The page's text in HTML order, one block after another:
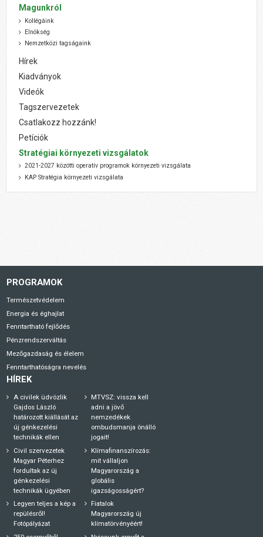
Magunkról
Kollégáink
Elnökség
Nemzetközi tagságaink
Hírek
Kiadványok
Videók
Tagszervezetek
Csatlakozz hozzánk!
Petíciók
Stratégiai környezeti vizsgálatok
2021-2027 közötti operatív programok környezeti vizsgálata
KAP Stratégia környezeti vizsgálata
PROGRAMOK
Természetvédelem
Energia és éghajlat
Fenntartható fejlődés
Pénzrendszerváltás
Mezőgazdaság és élelem
Fenntarthatóságra nevelés
HÍREK
A civilek üdvözlik
Gajdos László
határozott kiállását az
új génkezelési
technikák ellen
Civil szervezetek
Magyar Péterhez
fordultak az új
génkezelési
technikák ügyében
Legyen teljes a kép a
repülésről!
Fotópályázat
MTVSZ: vissza kell
adni a jövő
nemzedékek
ombudsmanja önálló
jogait!
Klímafinanszírozás:
mit vállaljon
Magyarország a
globális
igazságosságért?
Fiatalok
Magyarország új
klímatörvényéért!